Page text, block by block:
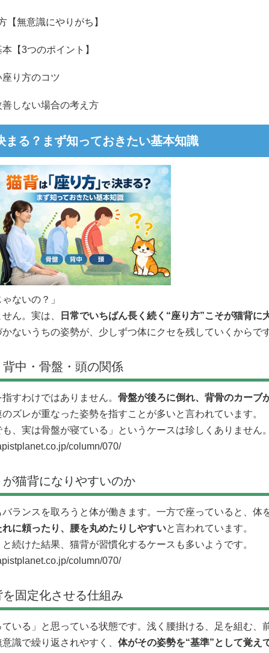
無意識にやりがち】
【3つのポイント】
り方のコツ
しない場合の考え方
まる？まず知っておきたい基本知識
ないの？」
ん。実は、
日常でいちばん長く続く“座り方”こそが猫背に
ないうちの姿勢が、少しずつ体にクセを残していくからです
中・骨盤・頭の関係
すわけではありません。 骨盤が後ろに倒れ、背骨のカーブ
ズレが重なった姿勢を指すことが多いと言われています。
、実は骨盤が寝ている」というケースは珍しくありません。
column/070/
猫背になりやすいのか
ランスを取ろうと体が働きます。一方で座っていると、体
れに頼ったり、腰を丸めたりしやすいと言われています。
続けた結果、猫背が習慣化するケースも多いようです。
column/070/
固定化させる仕組み
いる」と思っている状態です。浅く腰掛ける、足を組む、
識で繰り返されやすく、 体がその姿勢を“基準”として覚え